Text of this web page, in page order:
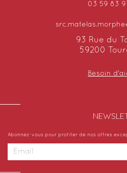
03 59 83
93 Rue du
59200
Besoin
Abonnez-vous pour profiter de nos offres